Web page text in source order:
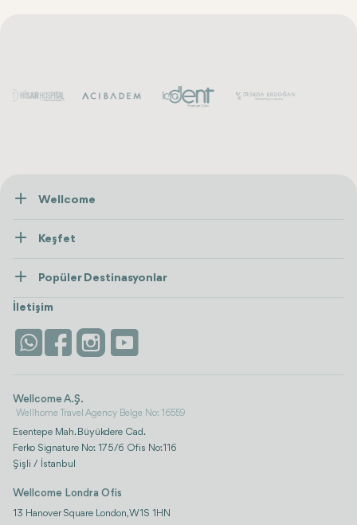
Wellcome
İletişim
Keşfet
Wellness
Konaklama
Life Platform
Popüler Destinasyonlar
Tümünü Gör
İstanbul
İletişim
Wellcome A.Ş.
Wellhome Travel Agency Belge No: 16559
Esentepe Mah. Büyükdere Cad.
Ferko Signature No: 175/6 Ofis No:116
Şişli / İstanbul
Wellcome Londra Ofis
13 Hanover Square London, W1S 1HN